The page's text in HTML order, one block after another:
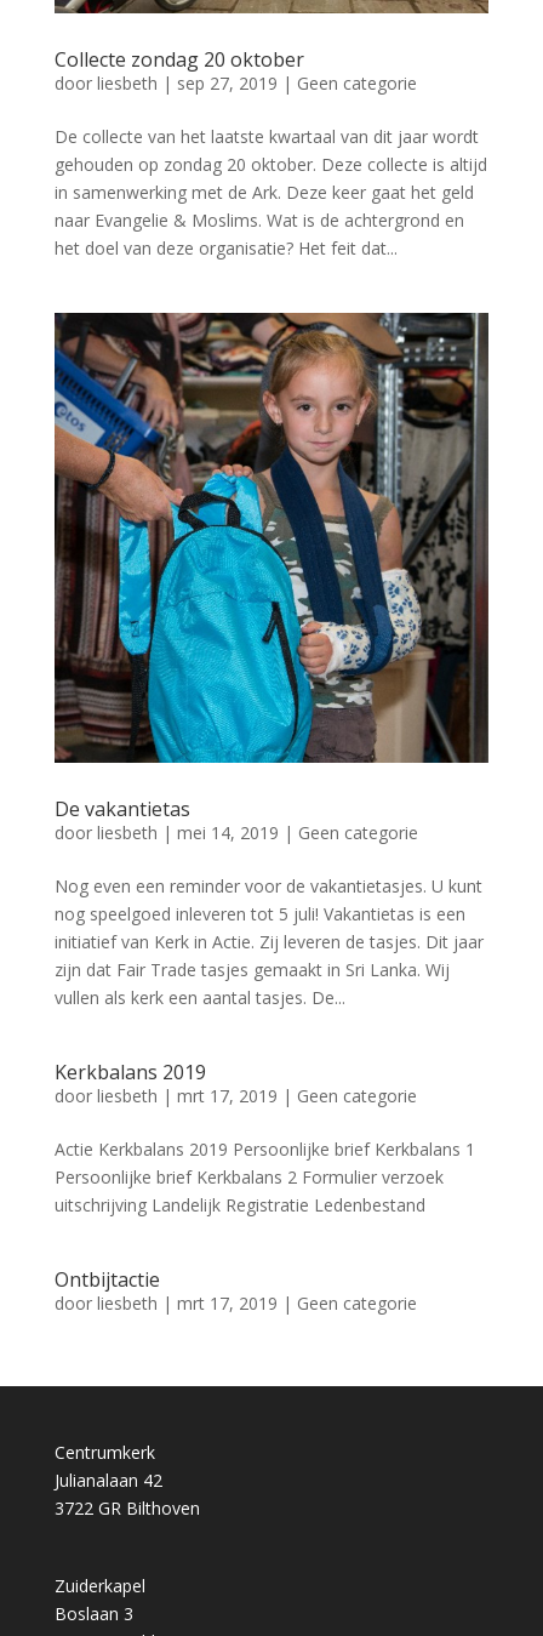
Collecte zondag 20 oktober
door liesbeth | sep 27, 2019 | Geen categorie
De collecte van het laatste kwartaal van dit jaar wordt
gehouden op zondag 20 oktober. Deze collecte is altijd
in samenwerking met de Ark. Deze keer gaat het geld
naar Evangelie & Moslims. Wat is de achtergrond en
het doel van deze organisatie? Het feit dat...
De vakantietas
door liesbeth | mei 14, 2019 | Geen categorie
Nog even een reminder voor de vakantietasjes. U kunt
nog speelgoed inleveren tot 5 juli! Vakantietas is een
initiatief van Kerk in Actie. Zij leveren de tasjes. Dit jaar
zijn dat Fair Trade tasjes gemaakt in Sri Lanka. Wij
vullen als kerk een aantal tasjes. De...
Kerkbalans 2019
door liesbeth | mrt 17, 2019 | Geen categorie
Actie Kerkbalans 2019 Persoonlijke brief Kerkbalans 1
Persoonlijke brief Kerkbalans 2 Formulier verzoek
uitschrijving Landelijk Registratie Ledenbestand
Ontbijtactie
door liesbeth | mrt 17, 2019 | Geen categorie
Centrumkerk
Julianalaan 42
3722 GR Bilthoven
Zuiderkapel
Boslaan 3